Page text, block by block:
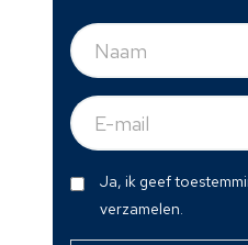
Naam
E-
mail
Dit
formulier
Ja, ik geef
verzamelen.